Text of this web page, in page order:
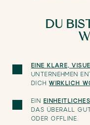
DU
EINE KLARE,
UNTERNEHMEN
DICHWIRKLICH
EIN
DAS ÜBERALL
ODER OFFLINE.